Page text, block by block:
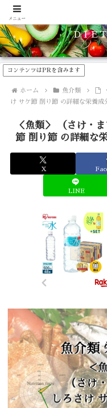
食品のカロリーや糖質などの栄
ＤＩＥ
コンテンツはPRを含みます
ホーム 魚介類
け サケ節 削り節 の詳細な栄養成
＜魚類＞ （さけ・
節 削り節 の詳細な
X
LINE
メニュー